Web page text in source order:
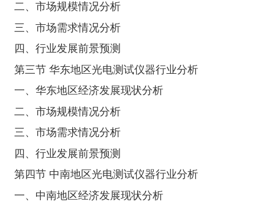
二、市场规模情况分析
三、市场需求情况分析
四、行业发展前景预测
第三节 华东地区光电测试仪器行业分析
一、华东地区经济发展现状分析
二、市场规模情况分析
三、市场需求情况分析
四、行业发展前景预测
第四节 中南地区光电测试仪器行业分析
一、中南地区经济发展现状分析